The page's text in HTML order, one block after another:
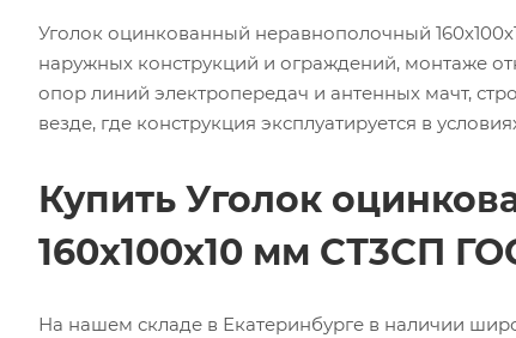
Уголок оцинкованный неравнополочный
наружных конструкций и ограждений, монтаже
опор линий электропередач и антенных мачт,
везде, где конструкция эксплуатируется в
Купить Уголок
160х100х10 мм СТ3СП
На нашем складе в Екатеринбурге в наличии